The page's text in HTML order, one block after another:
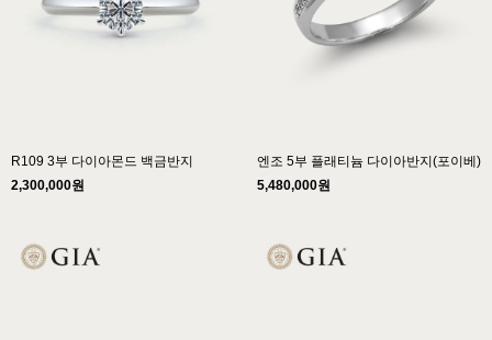
R109 3부 다이아몬드 백금반지
2,300,000원
엔조 5부 플래티늄 다이아반지(포이베)
5,480,000원